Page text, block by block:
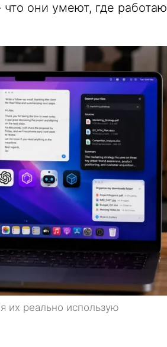
они умеют, где
их реально использую